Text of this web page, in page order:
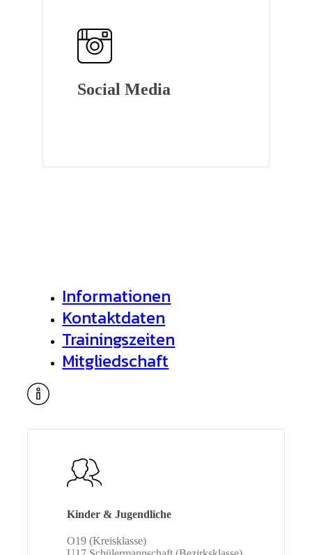
Social Media
Informationen
Kontaktdaten
Trainingszeiten
Mitgliedschaft
Kinder & Jugendliche
O19 (Kreisklasse)